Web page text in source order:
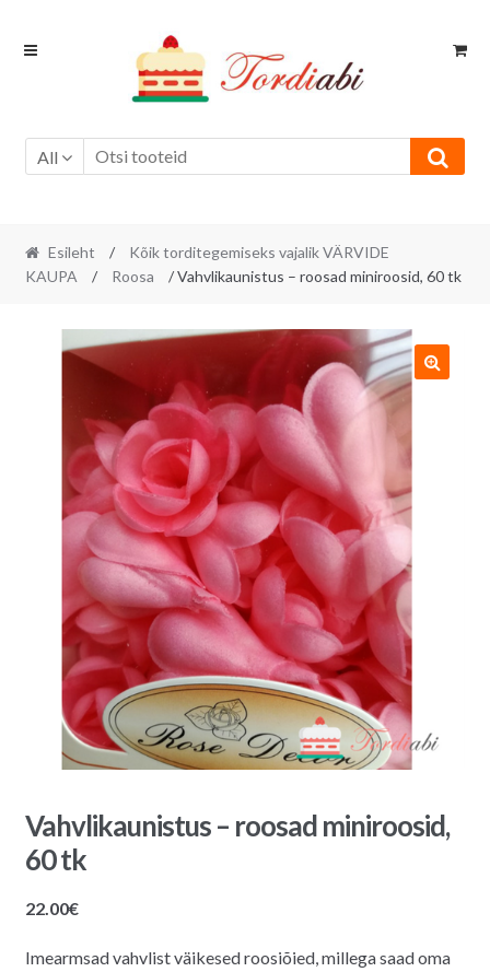
Skip
Skip
All
Esileht /
Kõik torditegemiseks vajalik VÄRVIDE
KAUPA
/ Roosa / Vahvlikaunistus – roosad miniroosid, 60 tk
Vahvlikaunistus – roosad miniroosid,
60 tk
22.00€
Imearmsad vahvlist väikesed roosiõied, millega saad oma